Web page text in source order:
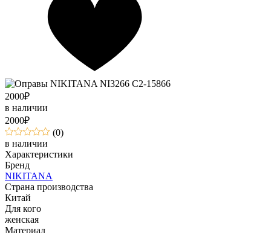
2000₽
в наличии
2000₽
(0)
в наличии
Характеристики
Бренд
NIKITANA
Страна производства
Китай
Для кого
женская
Материал